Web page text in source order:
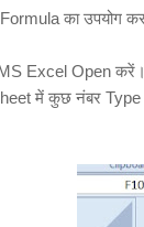
का उपयोग
Excel Open करें।
में कुछ नंबर